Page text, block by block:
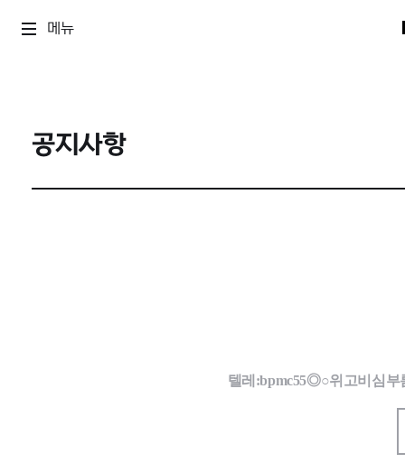
메뉴
공지사항
텔레:bpmc55◎○위고비심부